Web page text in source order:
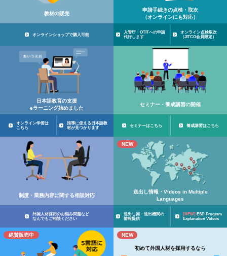
教材の販売
オンラインショップで購入可能
申請手続きの点検・取次
（オンラインにも対応）
入管庁・OTITへの申請
代行します
オンライン点検取次
（JITCO会員限定）
日本語教育の支援
eラーニング始めました
オンライン学習は
こちら
指導に使える日本語教
材が見つかります
セミナー・養成講習の開催
セミナーはこちら 養成講習はこちら
制度・業務内容に関する相談対応
外国人材採用のお悩み問題など
なんでもご相談ください
NEW
送出し情報・Videos in Multiple
Languages
送出し国・送出機関の
情報提供
[NEW] ESD Program
Explanation Videos
絶賛販売中 NEW
初めて外国人材を採用するなら